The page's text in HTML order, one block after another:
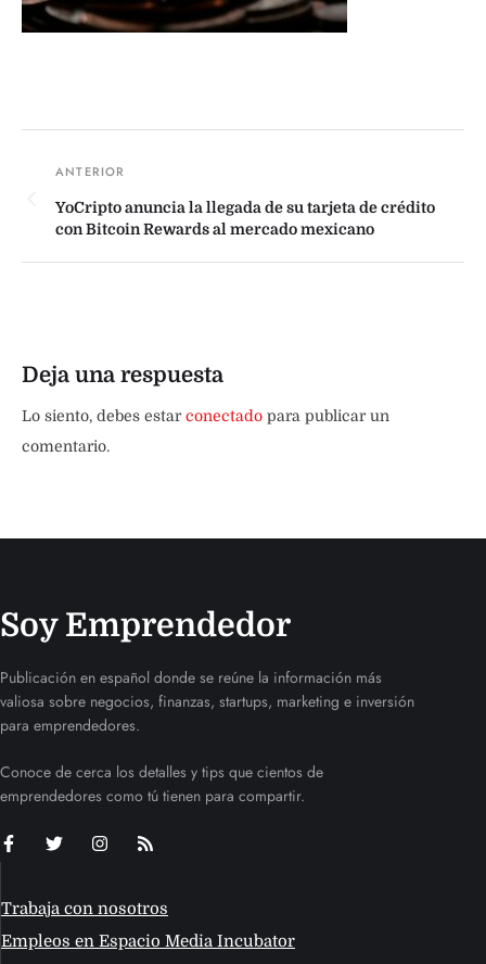
YoCripto anuncia la llegada de su tarjeta de crédito
con Bitcoin Rewards al mercado mexicano
Deja una respuesta
Lo siento, debes estarconectado para publicar un
comentario.
Soy Emprendedor
Publicación en español donde se reúne la información más
valiosa sobre negocios, finanzas, startups, marketing e inversión
para emprendedores.
Conoce de cerca los detalles y tips que cientos de
emprendedores como tú tienen para compartir.
Trabaja con nosotros
Empleos en Espacio Media Incubator